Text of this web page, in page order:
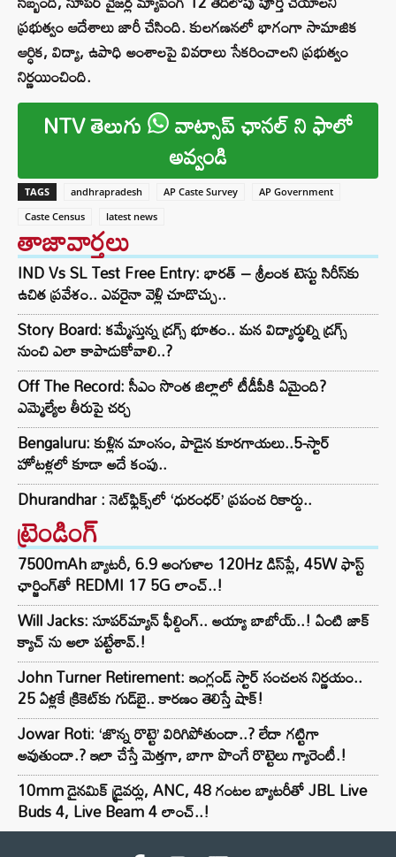
ప్రభుత్వం ఆదేశాలు జారీ చేసింది. కులగణనలో భాగంగా సామాజిక
ఆర్ధిక, విద్యా, ఉపాధి అంశాలపై వివరాలు సేకరించాలని ప్రభుత్వం
నిర్ణయించింది.
NTV తెలుగు వాట్సాప్ ఛానల్ ని ఫాలో
అవ్వండి
TAGS andhrapradesh AP Caste Survey
AP Government
Caste Census
latest news
తాజావార్తలు
IND Vs SL Test Free Entry: భారత్ – శ్రీలంక టెస్టు సిరీస్‌కు
ఉచిత ప్రవేశం.. ఎవరైనా వెళ్లి చూడొచ్చు..
Story Board: కమ్మేస్తున్న డ్రగ్స్ భూతం.. మన విద్యార్థుల్ని డ్రగ్స్
నుంచి ఎలా కాపాడుకోవాలి..?
Off The Record: సీఎం సొంత జిల్లాలో టీడీపీకి ఏమైంది?
ఎమ్మెల్యేల తీరుపై చర్చ
Bengaluru: కుళ్లిన మాంసం, పాడైన కూరగాయలు..5-స్టార్
హోటళ్లలో కూడా అదే కంపు..
Dhurandhar : నెట్‌ఫ్లిక్స్‌లో ‘ధురంధర్’ ప్రపంచ రికార్డు..
ట్రెండింగ్‌
7500mAh బ్యాటరీ, 6.9 అంగుళాల 120Hz డిస్‌ప్లే, 45W ఫాస్ట్
ఛార్జింగ్‌తో REDMI 17 5G లాంచ్..!
Will Jacks: సూపర్‌మ్యాన్ ఫీల్డింగ్.. అయ్యా బాబోయ్..! ఏంటి జాక్
క్యాచ్ ను అలా పట్టేశావ్.!
John Turner Retirement: ఇంగ్లండ్ స్టార్ సంచలన నిర్ణయం..
25 ఏళ్లకే క్రికెట్‌కు గుడ్‌బై.. కారణం తెలిస్తే షాక్!
Jowar Roti: ‘జొన్న రొట్టె’ విరిగిపోతుందా..? లేదా గట్టిగా
అవుతుందా.? ఇలా చేస్తే మెత్తగా, బాగా పొంగే రొట్టెలు గ్యారెంటీ.!
10mm డైనమిక్ డ్రైవర్లు, ANC, 48 గంటల బ్యాటరీతో JBL Live
Buds 4, Live Beam 4 లాంచ్..!